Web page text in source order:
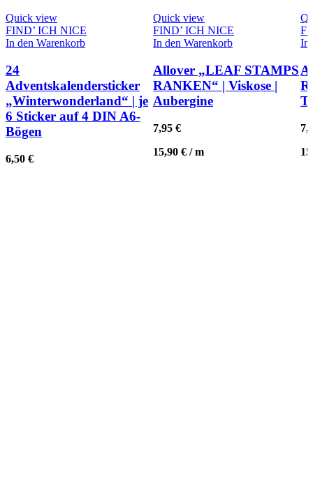
Quick view
FIND’ ICH NICE
In den Warenkorb
24
Adventskalendersticker
„Winterwonderland“ | je
6 Sticker auf 4 DIN A6-
Bögen
6,50 €
Quick view
FIND’ ICH NICE
In den Warenkorb
Allover „LEAF STAMPS
RANKEN“ | Viskose |
Aubergine
7,95 €
15,90 € /m
In